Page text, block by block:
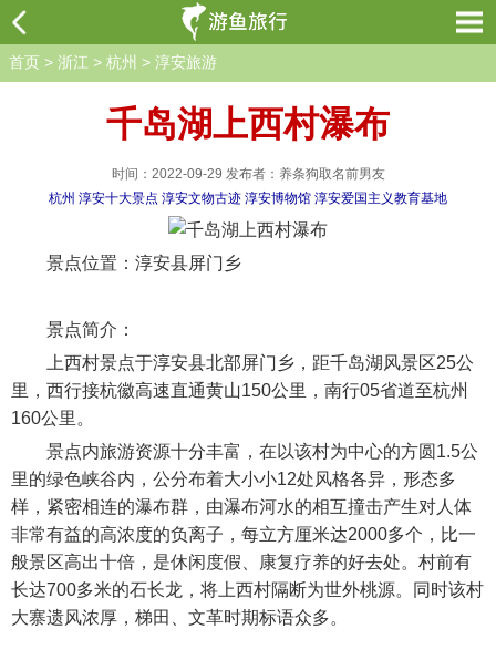
首页 > 浙江 > 杭州 > 淳安旅游
千岛湖上西村瀑布
时间：2022-09-29 发布者：养条狗取名前男友
杭州 淳安十大景点 淳安文物古迹 淳安博物馆 淳安爱国主义教育基地
景点位置：淳安县屏门乡
景点简介：
上西村景点于淳安县北部屏门乡，距千岛湖风景区25公
里，西行接杭徽高速直通黄山150公里，南行05省道至杭州
160公里。
景点内旅游资源十分丰富，在以该村为中心的方圆1.5公
里的绿色峡谷内，公分布着大小小12处风格各异，形态多
样，紧密相连的瀑布群，由瀑布河水的相互撞击产生对人体
非常有益的高浓度的负离子，每立方厘米达2000多个，比一
般景区高出十倍，是休闲度假、康复疗养的好去处。村前有
长达700多米的石长龙，将上西村隔断为世外桃源。同时该村
大寨遗风浓厚，梯田、文革时期标语众多。